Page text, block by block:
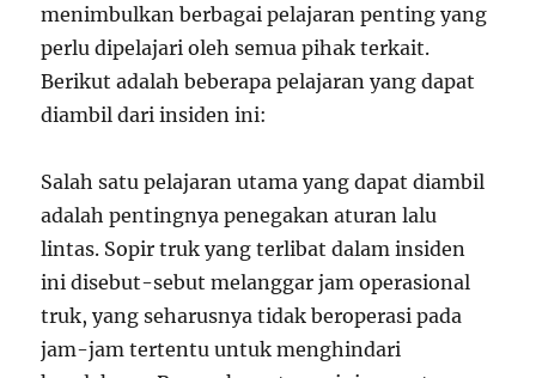
menimbulkan berbagai pelajaran penting yang
perlu dipelajari oleh semua pihak terkait.
Berikut adalah beberapa pelajaran yang dapat
diambil dari insiden ini:
Salah satu pelajaran utama yang dapat diambil
adalah pentingnya penegakan aturan lalu
lintas. Sopir truk yang terlibat dalam insiden
ini disebut-sebut melanggar jam operasional
truk, yang seharusnya tidak beroperasi pada
jam-jam tertentu untuk menghindari